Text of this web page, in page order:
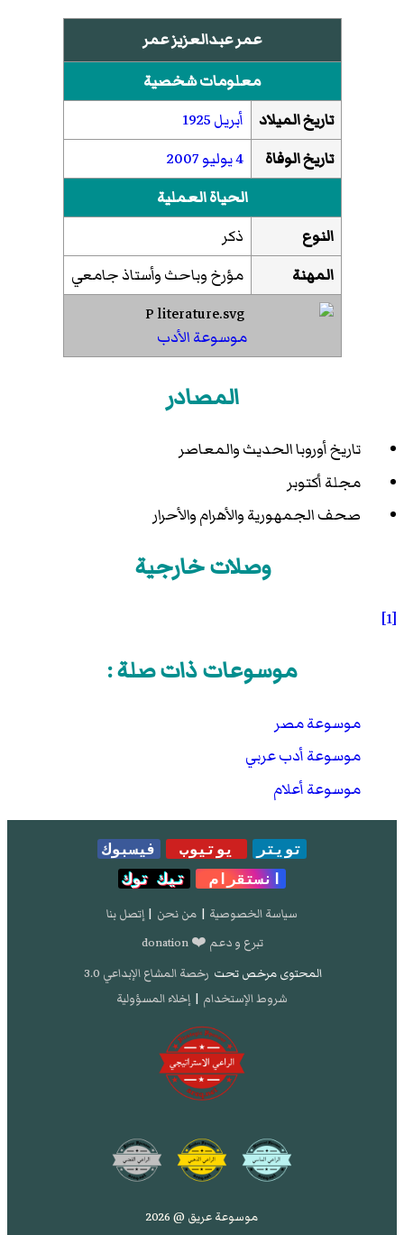
عمر عبدالعزيز عمر
معلومات شخصية
تاريخ الميلاد
أبريل1925
تاريخ الوفاة
4 يوليو
2007
الحياة العملية
النوع
ذكر
المهنة
مؤرخ وباحث وأستاذ جامعي
موسوعة الأدب
المصادر
تاريخ أوروبا الحديث والمعاصر
مجلة أكتوبر
صحف الجمهورية والأهرام والأحرار
وصلات خارجية
[1]
موسوعات ذات صلة :
موسوعة مصر
موسوعة أدب عربي
موسوعة أعلام
تويتر يوتيوب
فيسبوك
انستقرام
تيك توك
سياسة الخصوصية | من نحن | إتصل بنا
تبرع و دعم ❤️ donation
المحتوى مرخص تحت رخصة المشاع الإبداعي 3.0
شروط الإستخدام | إخلاء المسؤولية
موسوعة عريق @ 2026